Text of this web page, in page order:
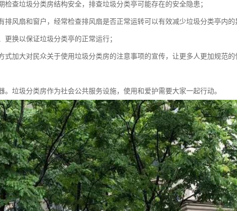
查垃圾分类房结构安全，排查垃圾分类亭可能存在的安全隐患；
风扇和窗户，经常检查排风扇是否正常运转可以有效减少垃圾分类亭内的
换以保证垃圾分类亭的正常运行；
式加大对民众关于使用垃圾分类房的注意事项的宣传，让更多人更加规范的
垃圾分类房作为社会公共服务设施，使用和爱护需要大家一起行动。